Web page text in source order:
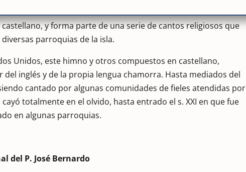
y forma parte de una serie de cantos religiosos que
parroquias de la isla.
Unidos, este himno y otros compuestos en castellano,
inglés y de la propia lengua chamorra. Hasta mediados del
cantado por algunas comunidades de fieles atendidas por
totalmente en el olvido, hasta entrado el s. XXI en que fue
en algunas parroquias.
del P. José Bernardo